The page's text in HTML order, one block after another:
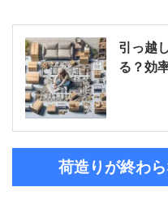
引っ越
る？効
荷造りが終わ